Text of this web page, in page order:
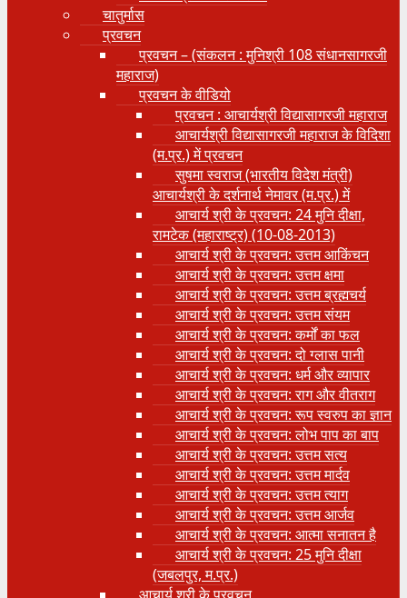
चातुर्मास
प्रवचन
प्रवचन – (संकलन : मुनिश्री 108 संधानसागरजी
महाराज)
प्रवचन के वीडियो
प्रवचन : आचार्यश्री ‍विद्यासागरजी महाराज
आचार्यश्री विद्यासागरजी महाराज के विदिशा
(म.प्र.) में प्रवचन
सुषमा स्वराज (भारतीय विदेश मंत्री)
आचार्यश्री के दर्शनार्थ नेमावर (म.प्र.) में
आचार्य श्री के प्रवचन: 24 मुनि दीक्षा,
रामटेक (महाराष्ट्र) (10-08-2013)
आचार्य श्री के प्रवचन: उत्तम आकिंचन
आचार्य श्री के प्रवचन: उत्तम क्षमा
आचार्य श्री के प्रवचन: उत्तम ब्रह्मचर्य
आचार्य श्री के प्रवचन: उत्तम संयम
आचार्य श्री के प्रवचन: कर्मों का फल
आचार्य श्री के प्रवचन: दो ग्लास पानी
आचार्य श्री के प्रवचन: धर्म और व्यापार
आचार्य श्री के प्रवचन: राग और वीतराग
आचार्य श्री के प्रवचन: रूप स्वरुप का ज्ञान
आचार्य श्री के प्रवचन: लोभ पाप का बाप
आचार्य श्री के प्रवचन: उत्तम सत्य
आचार्य श्री के प्रवचन: उत्तम मार्दव
आचार्य श्री के प्रवचन: उत्तम त्याग
आचार्य श्री के प्रवचन: उत्तम आर्जव
आचार्य श्री के प्रवचन: आत्मा सनातन है
आचार्य श्री के प्रवचन: 25 मुनि दीक्षा
(जबलपुर, म.प्र.)